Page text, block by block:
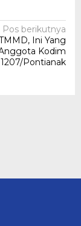
Pos berikutnya
Ini Yang
Kodim
1207/Pontianak